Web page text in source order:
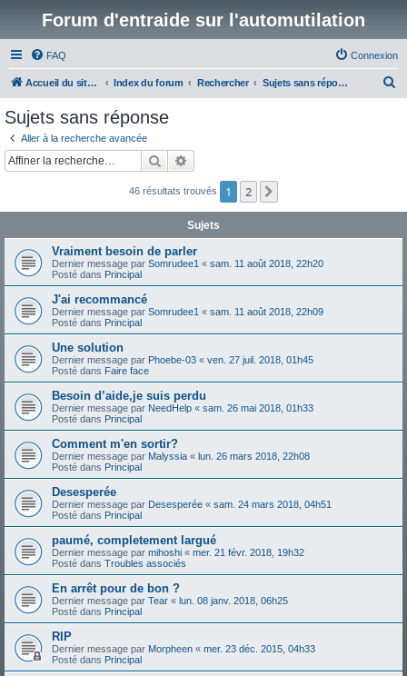
Forum d'entraide sur l'automutilation
FAQ Connexion
Accueil du site www.automutilations.info Index du forum Rechercher Sujets sans réponse
c
Sujets sans réponse
Aller à la recherche avancée
Rechercher
46 résultats trouvés 1 2
Sujets
Vraiment besoin de parler
Dernier message par Somrudee1 « sam. 11 août 2018, 22h20
Posté dans Principal
J'ai recommancé
Dernier message par Somrudee1 « sam. 11 août 2018, 22h09
Posté dans Principal
Une solution
Dernier message par Phoebe-03 « ven. 27 juil. 2018, 01h45
Posté dans Faire face
Besoin d’aide,je suis perdu
Dernier message par NeedHelp « sam. 26 mai 2018, 01h33
Posté dans Principal
Comment m'en sortir?
Dernier message par Malyssia « lun. 26 mars 2018, 22h08
Posté dans Principal
Desesperée
Dernier message par Desesperée « sam. 24 mars 2018, 04h51
Posté dans Principal
paumé, completement largué
Dernier message par mihoshi « mer. 21 févr. 2018, 19h32
Posté dans Troubles associés
En arrêt pour de bon ?
Dernier message par Tear « lun. 08 janv. 2018, 06h25
Posté dans Principal
RIP
Dernier message par Morpheen « mer. 23 déc. 2015, 04h33
Posté dans Principal